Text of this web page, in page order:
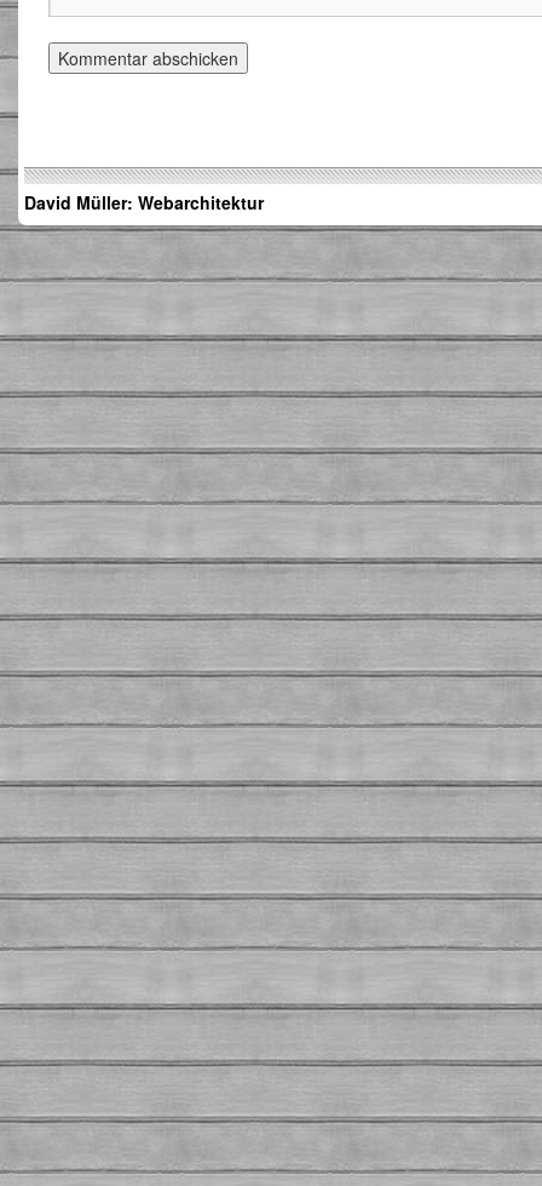
David Müller: Webarchitektur